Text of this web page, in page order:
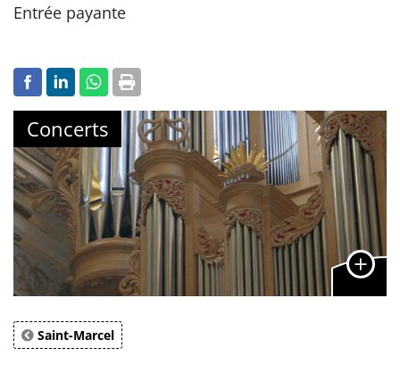
Entrée payante
Concerts
Saint-Marcel